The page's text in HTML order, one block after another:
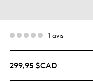
1 avis
299,95 $CAD